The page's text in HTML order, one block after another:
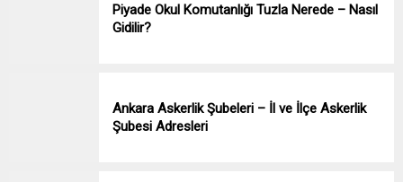
Piyade Okul Komutanlığı Tuzla Nerede – Nasıl
Gidilir?
Ankara Askerlik Şubeleri – İl ve İlçe Askerlik
Şubesi Adresleri